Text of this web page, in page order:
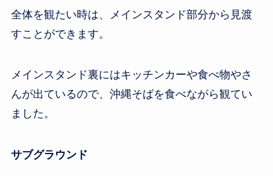
全体を観たい時は、メインスタンド部分から見渡
すことができます。
メインスタンド裏にはキッチンカーや食べ物やさ
んが出ているので、沖縄そばを食べながら観てい
ました。
サブグラウンド